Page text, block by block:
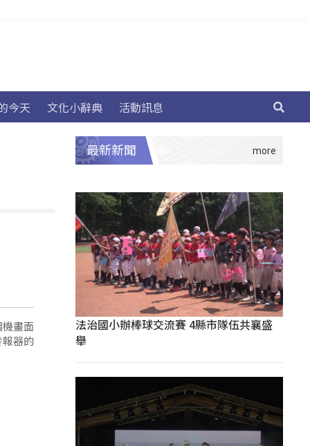
今天 文化小辭典 活動訊息
畫面
器的
最新新聞
法治國小辦棒球交流賽 4縣市隊伍共襄盛
舉